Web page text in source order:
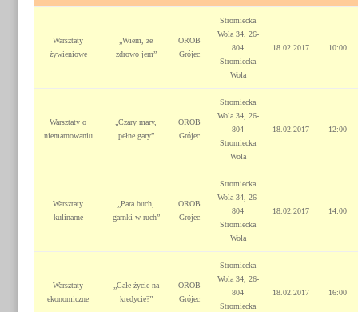
Warsztaty
żywieniowe
„Wiem, że
zdrowo jem”
OROB
Grójec
Stromiecka
Wola 34, 26-
804
Stromiecka
Wola
18.02.2017 10:00
Warsztaty o
niemarnowaniu
„Czary mary,
pełne gary”
OROB
Grójec
Stromiecka
Wola 34, 26-
804
Stromiecka
Wola
18.02.2017 12:00
Warsztaty
kulinarne
„Para buch,
garnki w ruch”
OROB
Grójec
Stromiecka
Wola 34, 26-
804
Stromiecka
Wola
18.02.2017 14:00
Warsztaty
ekonomiczne
„Całe życie na
kredycie?”
OROB
Grójec
Stromiecka
Wola 34, 26-
804
Stromiecka
18.02.2017 16:00